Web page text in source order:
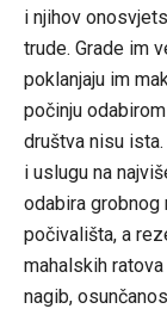
i njihov
trude. Grade im
poklanjaju im
počinju
društva nisu
i uslugu na
odabira grobnog
počivališta, a
mahalskih
nagib,